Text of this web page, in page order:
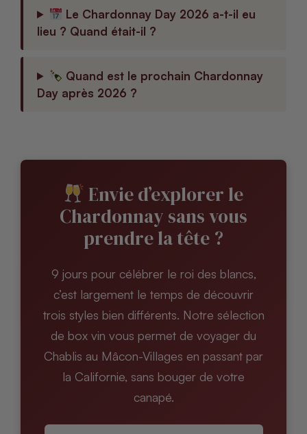
Le Chardonnay Day 2026 a-t-il eu
lieu ? Quand était-il ?
Quand est le prochain Chardonnay
Day après 2026 ?
Envie d’explorer le
Chardonnay sans vous
prendre la tête ?
9 jours pour célébrer le roi des blancs,
c’est largement le temps de découvrir
trois styles bien différents. Notre sélection
de box vin vous permet de voyager du
Chablis au Mâcon-Villages en passant par
la Californie, sans bouger de votre
canapé.